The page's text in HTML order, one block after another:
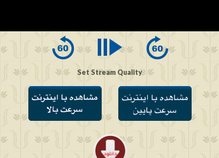
of
Set Stream Quality